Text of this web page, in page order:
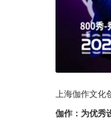
上海伽作文化
伽作：为优秀